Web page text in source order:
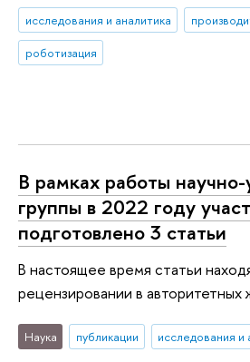
исследования и аналитика
роботизация
В рамках работы
группы в 2022 году
подготовлено 3 статьи
В настоящее время статьи
рецензировании в авторитетных
Наука публикации исследования и